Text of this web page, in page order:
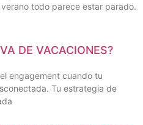
todo parece estar parado.
DE VACACIONES?
engagement cuando tu
Tu estrategia de